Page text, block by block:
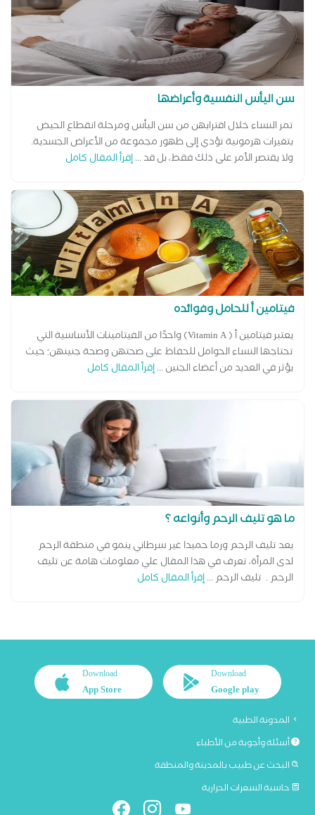
سن اليأس النفسية وأعراضها
تمر النساء خلال اقترابهن من سن اليأس ومرحلة انقطاع الحيض
بتغيرات هرمونية تؤدي إلى ظهور مجموعة من الأعراض الجسدية.
ولا يقتصر الأمر على ذلك فقط، بل قد ...إقرأ المقال كامل
فيتامين أ للحامل وفوائده
يعتبر فيتامين أ ( Vitamin A) واحدًا من الفيتامينات الأساسية التي
تحتاجها النساء الحوامل للحفاظ على صحتهن وصحة جنينهن؛ حيث
يؤثر في العديد من أعضاء الجنين ...إقرأ المقال كامل
ما هو تليف الرحم وأنواعه ؟
يعد تليف الرحم ورما حميدا غير سرطاني ينمو في منطقة الرحم
لدى المرأة، تعرف في هذا المقال علي معلومات هامة عن تليف
الرحم . تليف الرحم ...إقرأ المقال كامل
Download
Google play
Download
App Store
المدونة الطبية
أسئلة وأجوبة من الأطباء
البحث عن طبيب بالمدينة والمنطقة
حاسبة السعرات الحرارية